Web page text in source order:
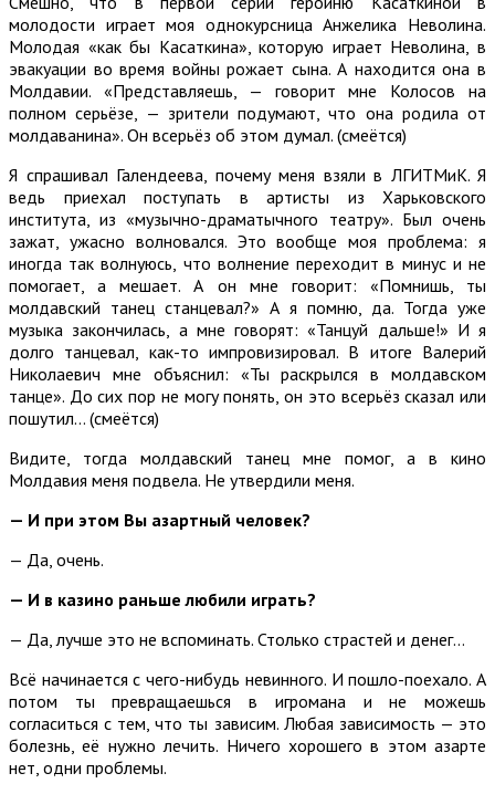
молодости играет моя однокурсница Анжелика Неволина.
Молодая «как бы Касаткина», которую играет Неволина, в
эвакуации во время войны рожает сына. А находится она в
Молдавии. «Представляешь, — говорит мне Колосов на
полном серьёзе, — зрители подумают, что она родила от
молдаванина». Он всерьёз об этом думал. (смеётся)
Я спрашивал Галендеева, почему меня взяли в ЛГИТМиК. Я
ведь приехал поступать в артисты из Харьковского
института, из «музычно-драматычного театру». Был очень
зажат, ужасно волновался. Это вообще моя проблема: я
иногда так волнуюсь, что волнение переходит в минус и не
помогает, а мешает. А он мне говорит: «Помнишь, ты
молдавский танец станцевал?» А я помню, да. Тогда уже
музыка закончилась, а мне говорят: «Танцуй дальше!» И я
долго танцевал, как-то импровизировал. В итоге Валерий
Николаевич мне объяснил: «Ты раскрылся в молдавском
танце». До сих пор не могу понять, он это всерьёз сказал или
пошутил… (смеётся)
Видите, тогда молдавский танец мне помог, а в кино
Молдавия меня подвела. Не утвердили меня.
— И при этом Вы азартный человек?
— Да, очень.
— И в казино раньше любили играть?
— Да, лучше это не вспоминать. Столько страстей и денег…
Всё начинается с чего-нибудь невинного. И пошло-поехало. А
потом ты превращаешься в игромана и не можешь
согласиться с тем, что ты зависим. Любая зависимость — это
болезнь, её нужно лечить. Ничего хорошего в этом азарте
нет, одни проблемы.